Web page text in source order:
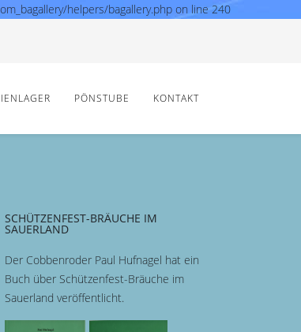
helpers/bagallery.php on line 240
PÖNSTUBE KONTAKT
SCHÜTZENFEST-BRÄUCHE IM
SAUERLAND
Der Cobbenroder Paul Hufnagel hat ein
Buch über Schützenfest-Bräuche im
Sauerland veröffentlicht.